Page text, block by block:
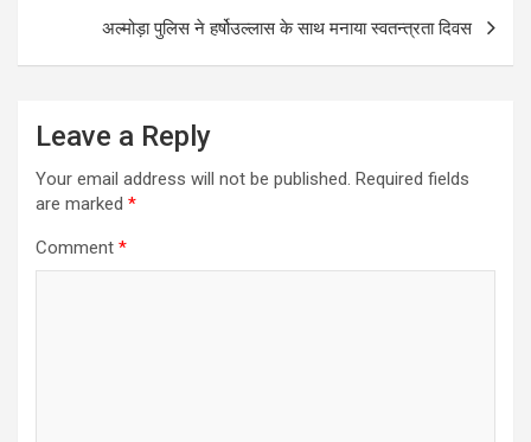
अल्मोड़ा पुलिस ने हर्षोउल्लास के साथ मनाया स्वतन्त्रता दिवस
Leave a Reply
Your email address will not be published. Required fields
are marked *
Comment *